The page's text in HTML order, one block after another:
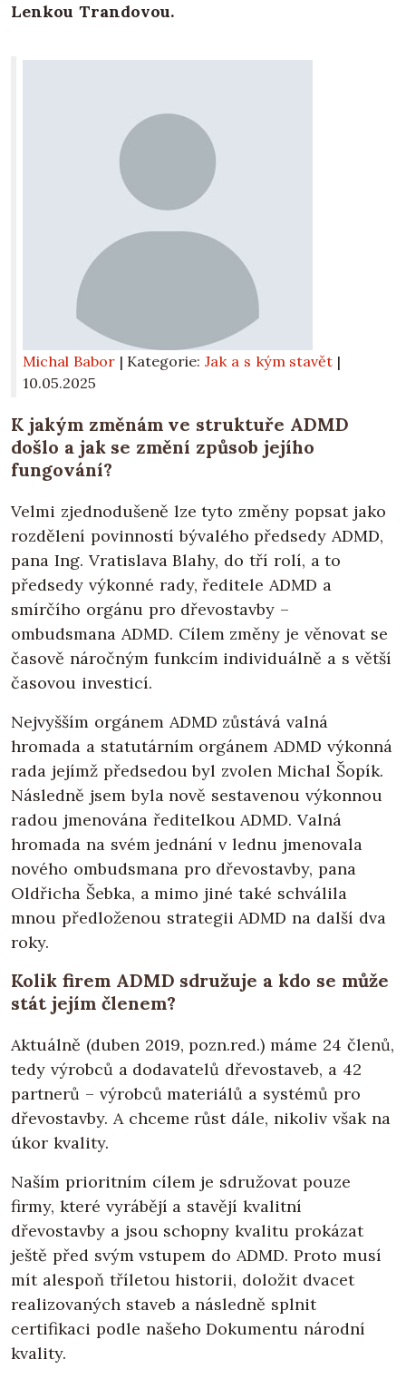
Lenkou Trandovou.
Michal Babor | Kategorie:Jak a s kým stavět |
10.05.2025
K jakým změnám ve struktuře ADMD
došlo a jak se změní způsob jejího
fungování?
Velmi zjednodušeně lze tyto změny popsat jako
rozdělení povinností bývalého předsedy ADMD,
pana Ing. Vratislava Blahy, do tří rolí, a to
předsedy výkonné rady, ředitele ADMD a
smírčího orgánu pro dřevostavby –
ombudsmana ADMD. Cílem změny je věnovat se
časově náročným funkcím individuálně a s větší
časovou investicí.
Nejvyšším orgánem ADMD zůstává valná
hromada a statutárním orgánem ADMD výkonná
rada jejímž předsedou byl zvolen Michal Šopík.
Následně jsem byla nově sestavenou výkonnou
radou jmenována ředitelkou ADMD. Valná
hromada na svém jednání v lednu jmenovala
nového ombudsmana pro dřevostavby, pana
Oldřicha Šebka, a mimo jiné také schválila
mnou předloženou strategii ADMD na další dva
roky.
Kolik firem ADMD sdružuje a kdo se může
stát jejím členem?
Aktuálně (duben 2019, pozn.red.) máme 24 členů,
tedy výrobců a dodavatelů dřevostaveb, a 42
partnerů – výrobců materiálů a systémů pro
dřevostavby. A chceme růst dále, nikoliv však na
úkor kvality.
Naším prioritním cílem je sdružovat pouze
firmy, které vyrábějí a stavějí kvalitní
dřevostavby a jsou schopny kvalitu prokázat
ještě před svým vstupem do ADMD. Proto musí
mít alespoň tříletou historii, doložit dvacet
realizovaných staveb a následně splnit
certifikaci podle našeho Dokumentu národní
kvality.